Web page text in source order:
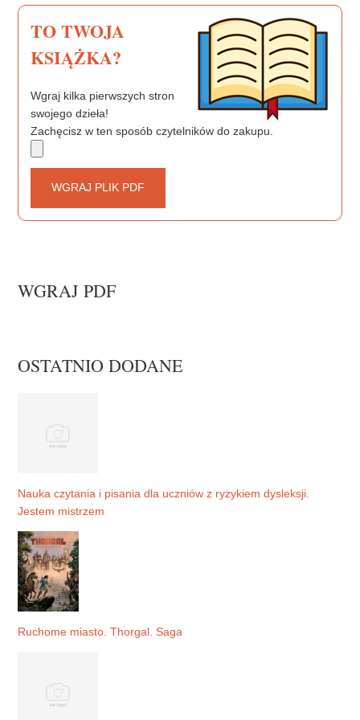
TO TWOJA
KSIĄŻKA?
Wgraj kilka pierwszych stron
swojego dzieła!
Zachęcisz w ten sposób czytelników do zakupu.
WGRAJ PLIK PDF
WGRAJ PDF
OSTATNIO DODANE
Nauka czytania i pisania dla uczniów z ryzykiem dysleksji.
Jestem mistrzem
Ruchome miasto. Thorgal. Saga